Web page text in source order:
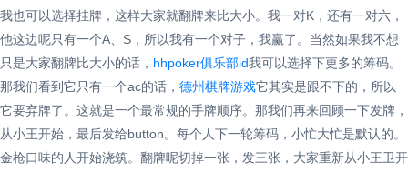
我也可以选择挂牌，这样大家就翻牌来比大小。我一对K，还有一对六，
他这边呢只有一个A、S，所以我有一个对子，我赢了。当然如果我不想
只是大家翻牌比大小的话， hhpoker俱乐部id我可以选择下更多的筹码。
那我们看到它只有一个ac的话， 德州棋牌游戏它其实是跟不下的，所以
它要弃牌了。这就是一个最常规的手牌顺序。那我们再来回顾一下发牌，
从小王开始，最后发给button。每个人下一轮筹码，小忙大忙是默认的。
金枪口味的人开始浇筑。翻牌呢切掉一张，发三张，大家重新从小王卫开